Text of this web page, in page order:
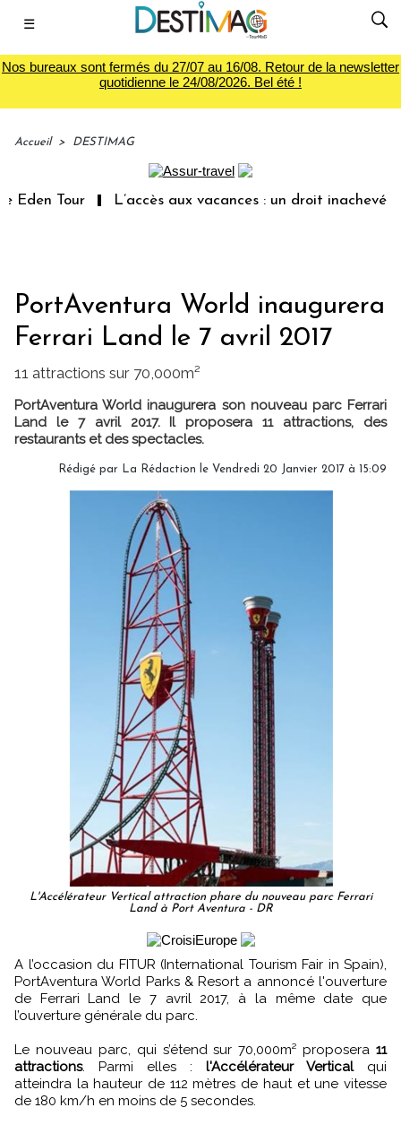
☰
Nos bureaux sont fermés du 27/07 au 16/08. Retour de la newsletter
quotidienne le 24/08/2026. Bel été !
Accueil > DESTIMAG
Tour L’accès aux vacances : un droit inachevé
PortAventura World inaugurera
Ferrari Land le 7 avril 2017
11 attractions sur 70,000m²
PortAventura World inaugurera son nouveau parc Ferrari
Land le 7 avril 2017. Il proposera 11 attractions, des
restaurants et des spectacles.
Rédigé par La Rédaction le Vendredi 20 Janvier 2017 à 15:09
L'Accélérateur Vertical attraction phare du nouveau parc Ferrari
Land à Port Aventura - DR
A l’occasion du FITUR (International Tourism Fair in Spain),
PortAventura World Parks & Resort a annoncé l'ouverture
de Ferrari Land le 7 avril 2017, à la même date que
l’ouverture générale du parc.
Le nouveau parc, qui s’étend sur 70,000m² proposera 11
attractions. Parmi elles : l'Accélérateur Verticalqui
atteindra la hauteur de 112 mètres de haut et une vitesse
de 180 km/h en moins de 5 secondes.